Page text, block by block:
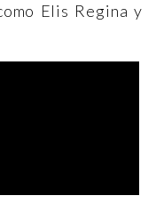
Elis Regina y